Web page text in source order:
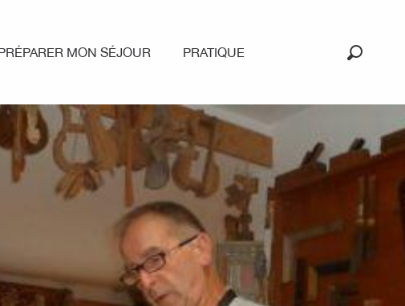
MON SÉJOUR PRATIQUE